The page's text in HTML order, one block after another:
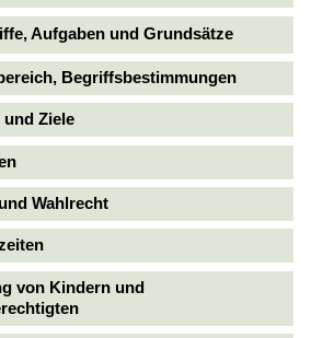
Aufgaben und Grundsätze
Begriffsbestimmungen
Ziele
Wahlrecht
von Kindern und